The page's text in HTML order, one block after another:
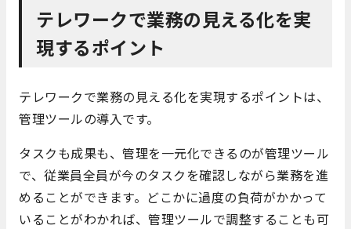
テレワークで業務の見える化を実
現するポイント
テレワークで業務の見える化を実現するポイントは、
管理ツールの導入です。
タスクも成果も、管理を一元化できるのが管理ツール
で、従業員全員が今のタスクを確認しながら業務を進
めることができます。どこかに過度の負荷がかかって
いることがわかれば、管理ツールで調整することも可